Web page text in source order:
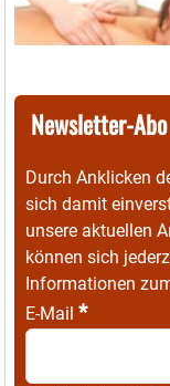
Newsletter-Abo
Durch Anklicken
sich damit
unsere aktuellen
können sich
Informationen
E-Mail *